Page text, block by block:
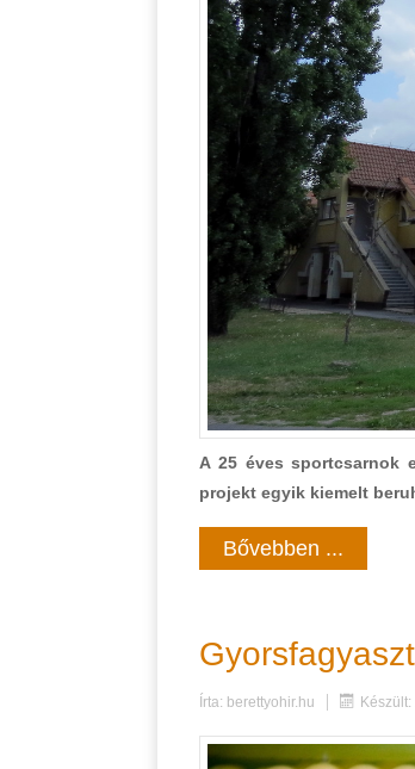
A 25 éves sportcsarnok
projekt egyik kiemelt
Bővebben ...
Írta: berettyohir.hu Készült: